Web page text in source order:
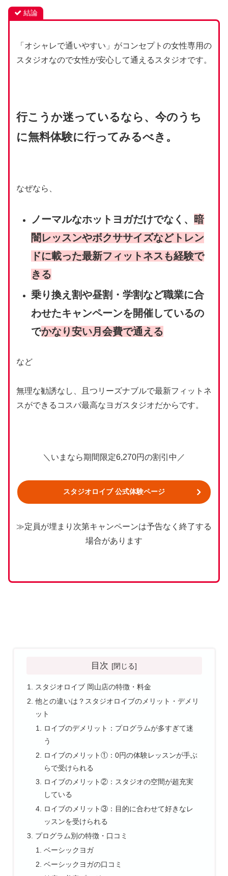
結論
「オシャレで通いやすい」がコンセプトの女性専用の
スタジオなので女性が安心して通えるスタジオです。
行こうか迷っているなら、今のうち
に無料体験に行ってみるべき。
なぜなら、
ノーマルなホットヨガだけでなく、 暗
闇レッスンやボクササイズなどトレン
ドに載った最新フィットネスも経験で
きる
乗り換え割や昼割・学割など職業に合
わせたキャンペーンを開催しているの
でかなり安い月会費で通える
など
無理な勧誘なし、且つリーズナブルで最新フィットネ
スができるコスパ最高なヨガスタジオだからです。
＼いまなら期間限定6,270円の割引中／
スタジオロイブ 公式体験ページ
≫定員が埋まり次第キャンペーンは予告なく終了する
場合があります
目次
スタジオロイブ 岡山店の特徴・料金
他との違いは？スタジオロイブのメリット・デメリ
ット
ロイブのデメリット：プログラムが多すぎて迷
う
ロイブのメリット①：0円の体験レッスンが手ぶ
らで受けられる
ロイブのメリット②：スタジオの空間が超充実
している
ロイブのメリット③：目的に合わせて好きなレ
ッスンを受けられる
プログラム別の特徴・口コミ
ベーシックヨガ
ベーシックヨガの口コミ